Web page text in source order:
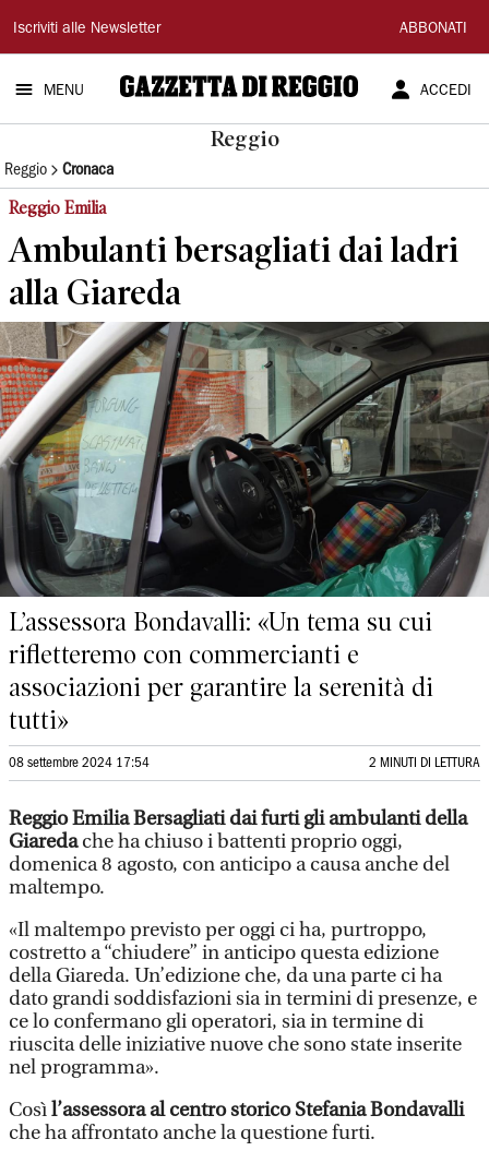
Gazzetta
di
Reggio
Iscriviti alle Newsletter ABBONATI
MENU ACCEDI
Reggio
Reggio Cronaca
Reggio Emilia
Ambulanti bersagliati dai ladri
alla Giareda
L’assessora Bondavalli: «Un tema su cui
rifletteremo con commercianti e
associazioni per garantire la serenità di
tutti»
08 settembre 2024 17:54 2 MINUTI DI LETTURA
Reggio EmiliaBersagliati dai furti gli ambulanti della
Giaredache ha chiuso i battenti proprio oggi,
domenica 8 agosto, con anticipo a causa anche del
maltempo.
«Il maltempo previsto per oggi ci ha, purtroppo,
costretto a “chiudere” in anticipo questa edizione
della Giareda. Un’edizione che, da una parte ci ha
dato grandi soddisfazioni sia in termini di presenze, e
ce lo confermano gli operatori, sia in termine di
riuscita delle iniziative nuove che sono state inserite
nel programma».
Cosìl’assessora al centro storico Stefania Bondavalli
che ha affrontato anche la questione furti.